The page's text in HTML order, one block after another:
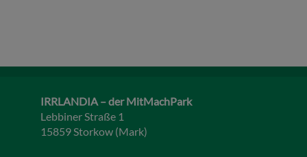
IRRLANDIA – der MitMachPark
Lebbiner Straße 1
15859 Storkow (Mark)